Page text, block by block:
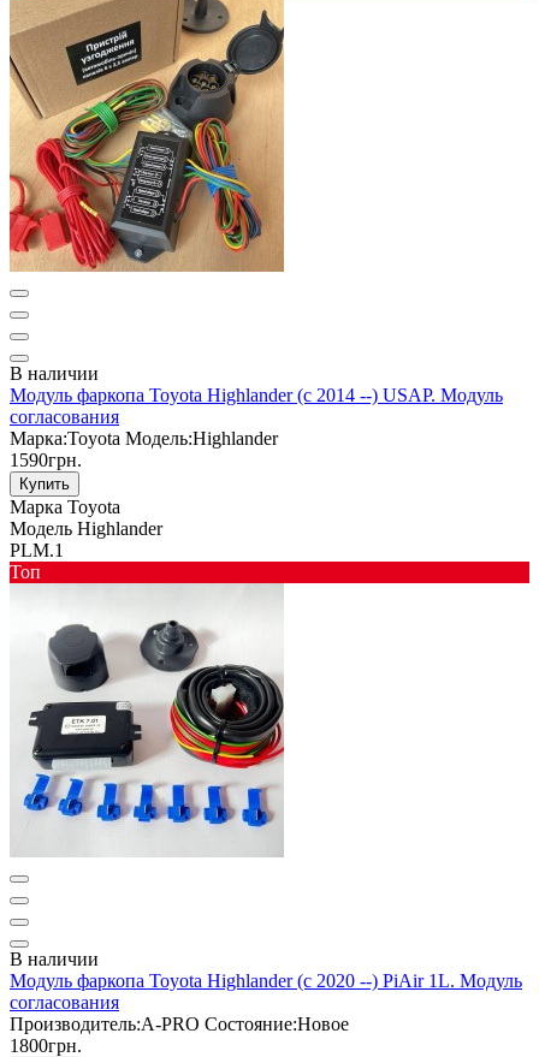
В наличии
Модуль фаркопа Toyota Highlander (c 2014 --) USAP. Модуль
согласования
Марка:Toyota Модель:Highlander
1590грн.
Купить
Марка Toyota
Модель Highlander
PLM.1
Toп
В наличии
Модуль фаркопа Toyota Highlander (с 2020 --) PiAir 1L. Модуль
согласования
Производитель:A-PRO Состояние:Новое
1800грн.